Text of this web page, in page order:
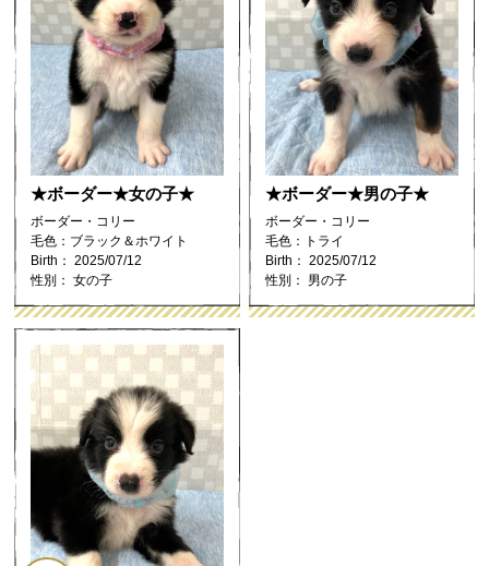
★ボーダー★女の子★
ボーダー・コリー
毛色：ブラック＆ホワイト
Birth： 2025/07/12
性別： 女の子
★ボーダー★男の子★
ボーダー・コリー
毛色：トライ
Birth： 2025/07/12
性別： 男の子